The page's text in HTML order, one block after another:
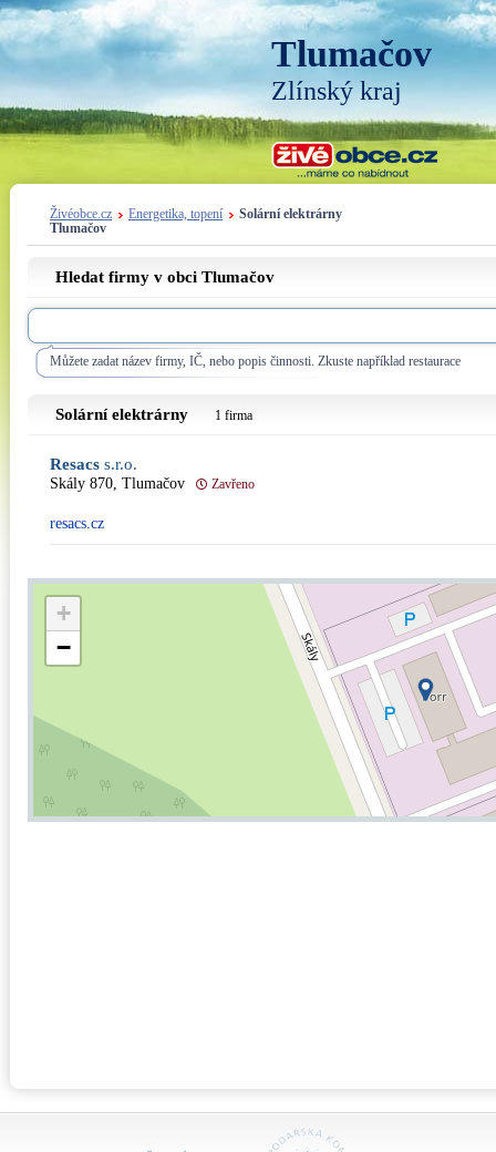
Tlumačov
Zlínský kraj
Živéobce.cz Energetika, topení
Solární elektrárny
Tlumačov
Hledat firmy v obci Tlumačov
Můžete zadat název firmy, IČ, nebo popis činnosti. Zkuste například restaurace
Solární elektrárny 1 firma
Resacs s.r.o.
Skály 870, Tlumačov Zavřeno
resacs.cz
+
−